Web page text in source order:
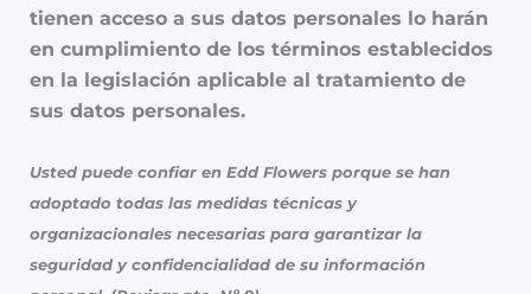
tienen acceso a sus datos personales lo harán
en cumplimiento de los términos establecidos
en la legislación aplicable al tratamiento de
sus datos personales.
Usted puede confiar en Edd Flowers porque se han
adoptado todas las medidas técnicas y
organizacionales necesarias para garantizar la
seguridad y confidencialidad de su información